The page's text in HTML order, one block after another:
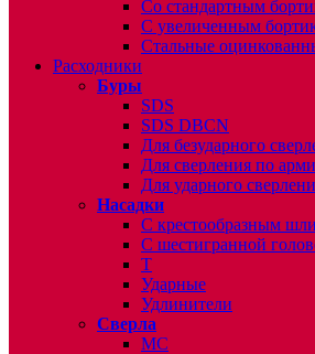
Со стандартным
С увеличенным
Стальные
Расходники
Буры
SDS
SDS DBCN
Для безударного
Для сверления по
Для ударного
Насадки
С крестообразным
С шестигранной
T
Ударные
Удлинители
Сверла
МС